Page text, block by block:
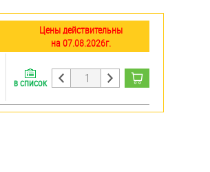
Цены действительны
на 07.08.2026г.
В СПИСОК